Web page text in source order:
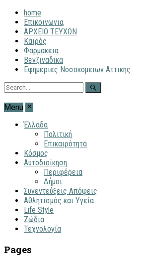
home
Επικοινωνια
ΑΡΧΕΙΟ ΤΕΥΧΩΝ
Καιρός
Φαρμακεια
Βενζιναδικα
Εφημεριες Νοσοκομειων Αττικης
Menu
Έλλαδα
Πολιτική
Επικαιρότητα
Κόσμος
Αυτοδιοίκηση
Περιφέρεια
Δήμοι
Συνεντεύξεις Απόψεις
Αθλητισμός και Υγεία
Life Style
Ζώδια
Τεχνολογία
Pages